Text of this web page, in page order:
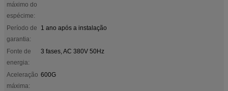
máximo do
espécime:
Período de
garantia:
1 ano após a instalação
Fonte de
energia:
3 fases, AC 380V 50Hz
Aceleração
máxima:
600G